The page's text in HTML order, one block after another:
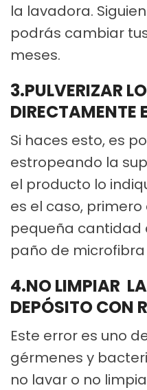
la lavadora.
podrás cambiar
meses.
3.PULVERIZAR
DIRECTAMENTE
Si haces esto, es
estropeando la
el producto lo
es el caso,
pequeña cantidad
paño de microfibra
4.NO LIMPIAR
DEPÓSITO CON
Este error es uno
gérmenes y
no lavar o no